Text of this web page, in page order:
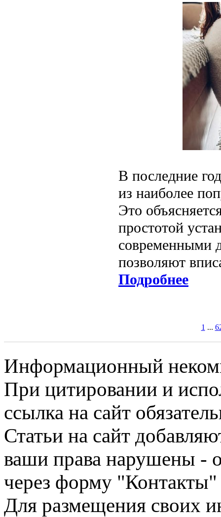
В последние
из наиболее
Это
простотой
современными
позволяют
Подробнее
1 ...
Информационный
При цитировании и
ссылка на сайт
Статьи на сайт
ваши права нарушены -
через форму "Контакты"
Для размещения своих